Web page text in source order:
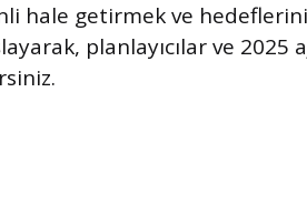
hale getirmek ve
planlayıcılar ve 2025